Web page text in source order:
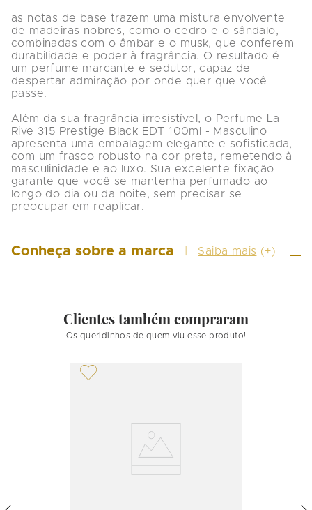
as notas de base trazem uma mistura envolvente
de madeiras nobres, como o cedro e o sândalo,
combinadas com o âmbar e o musk, que conferem
durabilidade e poder à fragrância. O resultado é
um perfume marcante e sedutor, capaz de
despertar admiração por onde quer que você
passe.
Além da sua fragrância irresistível, o Perfume La
Rive 315 Prestige Black EDT 100ml - Masculino
apresenta uma embalagem elegante e sofisticada,
com um frasco robusto na cor preta, remetendo à
masculinidade e ao luxo. Sua excelente fixação
garante que você se mantenha perfumado ao
longo do dia ou da noite, sem precisar se
preocupar em reaplicar.
Conheça sobre a marca Saiba mais (+)
Clientes também compraram
Os queridinhos de quem viu esse produto!